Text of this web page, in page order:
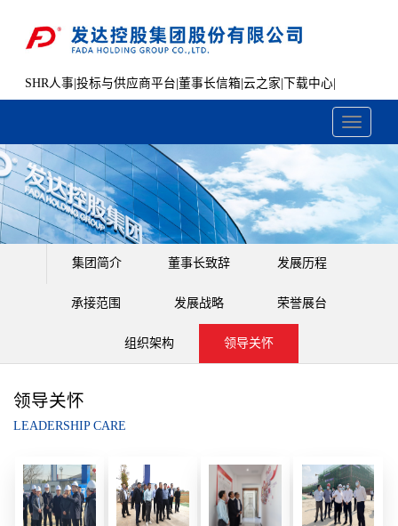
SHR人事 投标与供应商平台 董事长信箱 云之家 下载中心
Toggle
集团简介 董事长致辞 发展历程
承接范围 发展战略 荣誉展台
组织架构 领导关怀
领导关怀
LEADERSHIP CARE